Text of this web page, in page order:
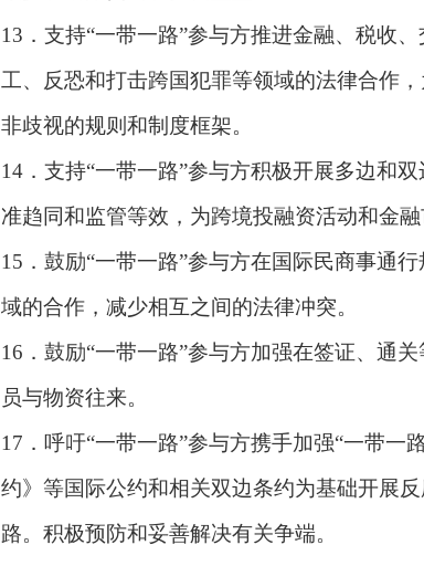
13 ．支持“一带一路”参与方推进金融、税收
工、反恐和打击跨国犯罪等领域的法律合作，
非歧视的规则和制度框架。
14 ．支持“一带一路”参与方积极开展多边和
准趋同和监管等效，为跨境投融资活动和金
15 ．鼓励“一带一路”参与方在国际民商事通
域的合作，减少相互之间的法律冲突。
16 ．鼓励“一带一路”参与方加强在签证、通
员与物资往来。
17 ．呼吁“一带一路”参与方携手加强“一带一
约》等国际公约和相关双边条约为基础开展
路。积极预防和妥善解决有关争端。